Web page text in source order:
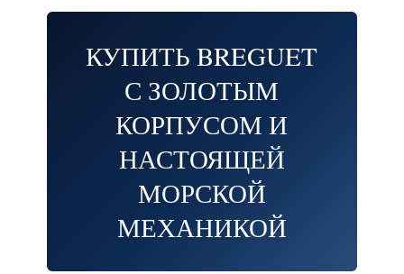
КУПИТЬ BREGUET
С ЗОЛОТЫМ
КОРПУСОМ И
НАСТОЯЩЕЙ
МОРСКОЙ
МЕХАНИКОЙ